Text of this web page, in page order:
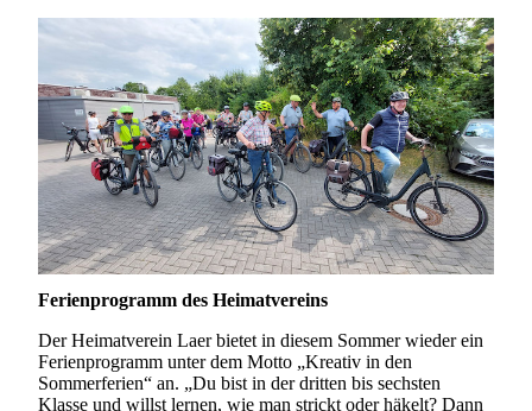
Ferienprogramm des Heimatvereins
Der Heimatverein Laer bietet in diesem Sommer wieder ein
Ferienprogramm unter dem Motto „Kreativ in den
Sommerferien“ an. „Du bist in der dritten bis sechsten
Klasse und willst lernen, wie man strickt oder häkelt? Dann